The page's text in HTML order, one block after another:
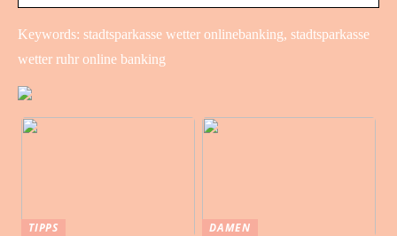
Keywords: stadtsparkasse wetter onlinebanking, stadtsparkasse
wetter ruhr online banking
TIPPS
DAMEN